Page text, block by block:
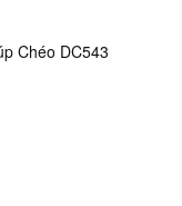
Chéo DC543